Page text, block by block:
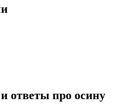
ответы про осину